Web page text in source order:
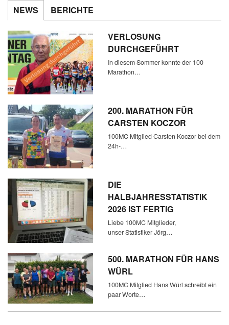
NEWS BERICHTE
VERLOSUNG
DURCHGEFÜHRT
In diesem Sommer konnte der 100
Marathon…
200. MARATHON FÜR
CARSTEN KOCZOR
100MC Mitglied Carsten Koczor bei dem
24h-…
DIE
HALBJAHRESSTATISTIK
2026 IST FERTIG
Liebe 100MC Mitglieder,
unser Statistiker Jörg…
500. MARATHON FÜR HANS
WÜRL
100MC Mitglied Hans Würl schreibt ein
paar Worte…